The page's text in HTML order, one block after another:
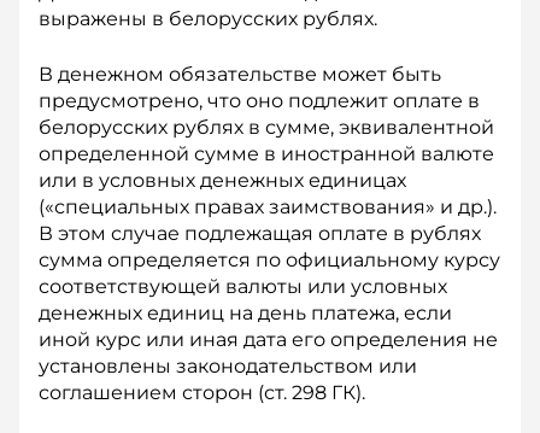
выражены в белорусских рублях.
В денежном обязательстве может быть
предусмотрено, что оно подлежит оплате в
белорусских рублях в сумме, эквивалентной
определенной сумме в иностранной валюте
или в условных денежных единицах
(«специальных правах заимствования» и др.).
В этом случае подлежащая оплате в рублях
сумма определяется по официальному курсу
соответствующей валюты или условных
денежных единиц на день платежа, если
иной курс или иная дата его определения не
установлены законодательством или
соглашением сторон (ст. 298 ГК).